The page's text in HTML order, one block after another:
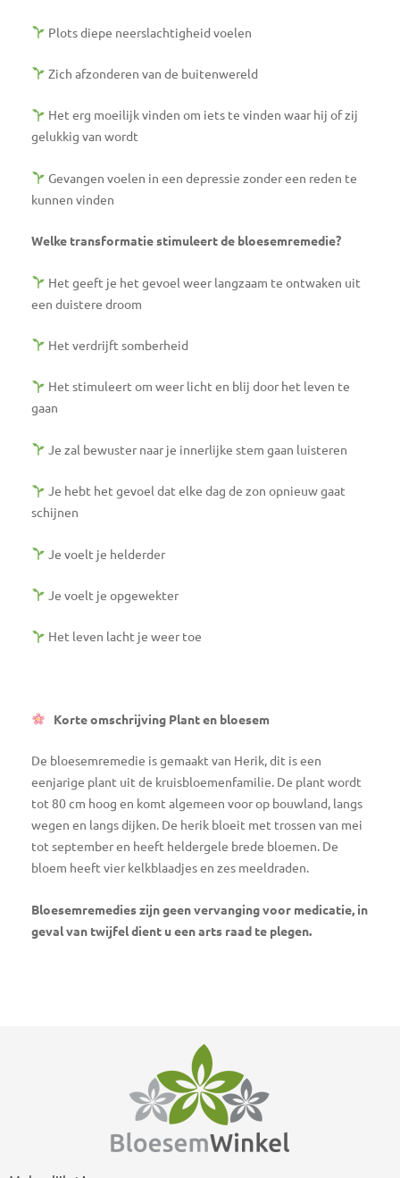
Plots diepe neerslachtigheid voelen
Zich afzonderen van de buitenwereld
Het erg moeilijk vinden om iets te vinden waar hij of zij
gelukkig van wordt
Gevangen voelen in een depressie zonder een reden te
kunnen vinden
Welke transformatie stimuleert de bloesemremedie?
Het geeft je het gevoel weer langzaam te ontwaken uit
een duistere droom
Het verdrijft somberheid
Het stimuleert om weer licht en blij door het leven te
gaan
Je zal bewuster naar je innerlijke stem gaan luisteren
Je hebt het gevoel dat elke dag de zon opnieuw gaat
schijnen
Je voelt je helderder
Je voelt je opgewekter
Het leven lacht je weer toe
Korte omschrijving Plant en bloesem
De bloesemremedie is gemaakt van Herik, dit is een
eenjarige plant uit de kruisbloemenfamilie. De plant wordt
tot 80 cm hoog en komt algemeen voor op bouwland, langs
wegen en langs dijken. De herik bloeit met trossen van mei
tot september en heeft heldergele brede bloemen. De
bloem heeft vier kelkblaadjes en zes meeldraden.
Bloesemremedies zijn geen vervanging voor medicatie, in
geval van twijfel dient u een arts raad te plegen.